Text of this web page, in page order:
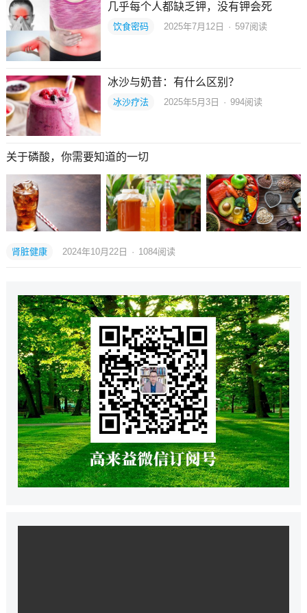
几乎每个人都缺乏钾，没有钾会死
饮食密码 2025年7月12日 · 597阅读
冰沙与奶昔：有什么区别？
冰沙疗法 2025年5月3日 · 994阅读
关于磷酸，你需要知道的一切
肾脏健康 2024年10月22日 · 1084阅读